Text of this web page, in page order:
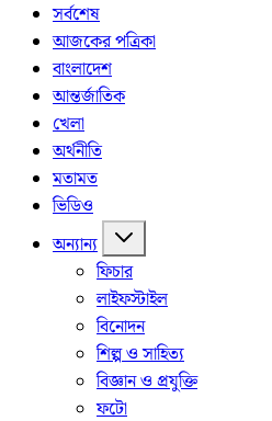
সর্বশেষ
আজকের পত্রিকা
বাংলাদেশ
আন্তর্জাতিক
খেলা
অর্থনীতি
মতামত
ভিডিও
অন্যান্য
ফিচার
লাইফস্টাইল
বিনোদন
শিল্প ও সাহিত্য
বিজ্ঞান ও প্রযুক্তি
ফটো